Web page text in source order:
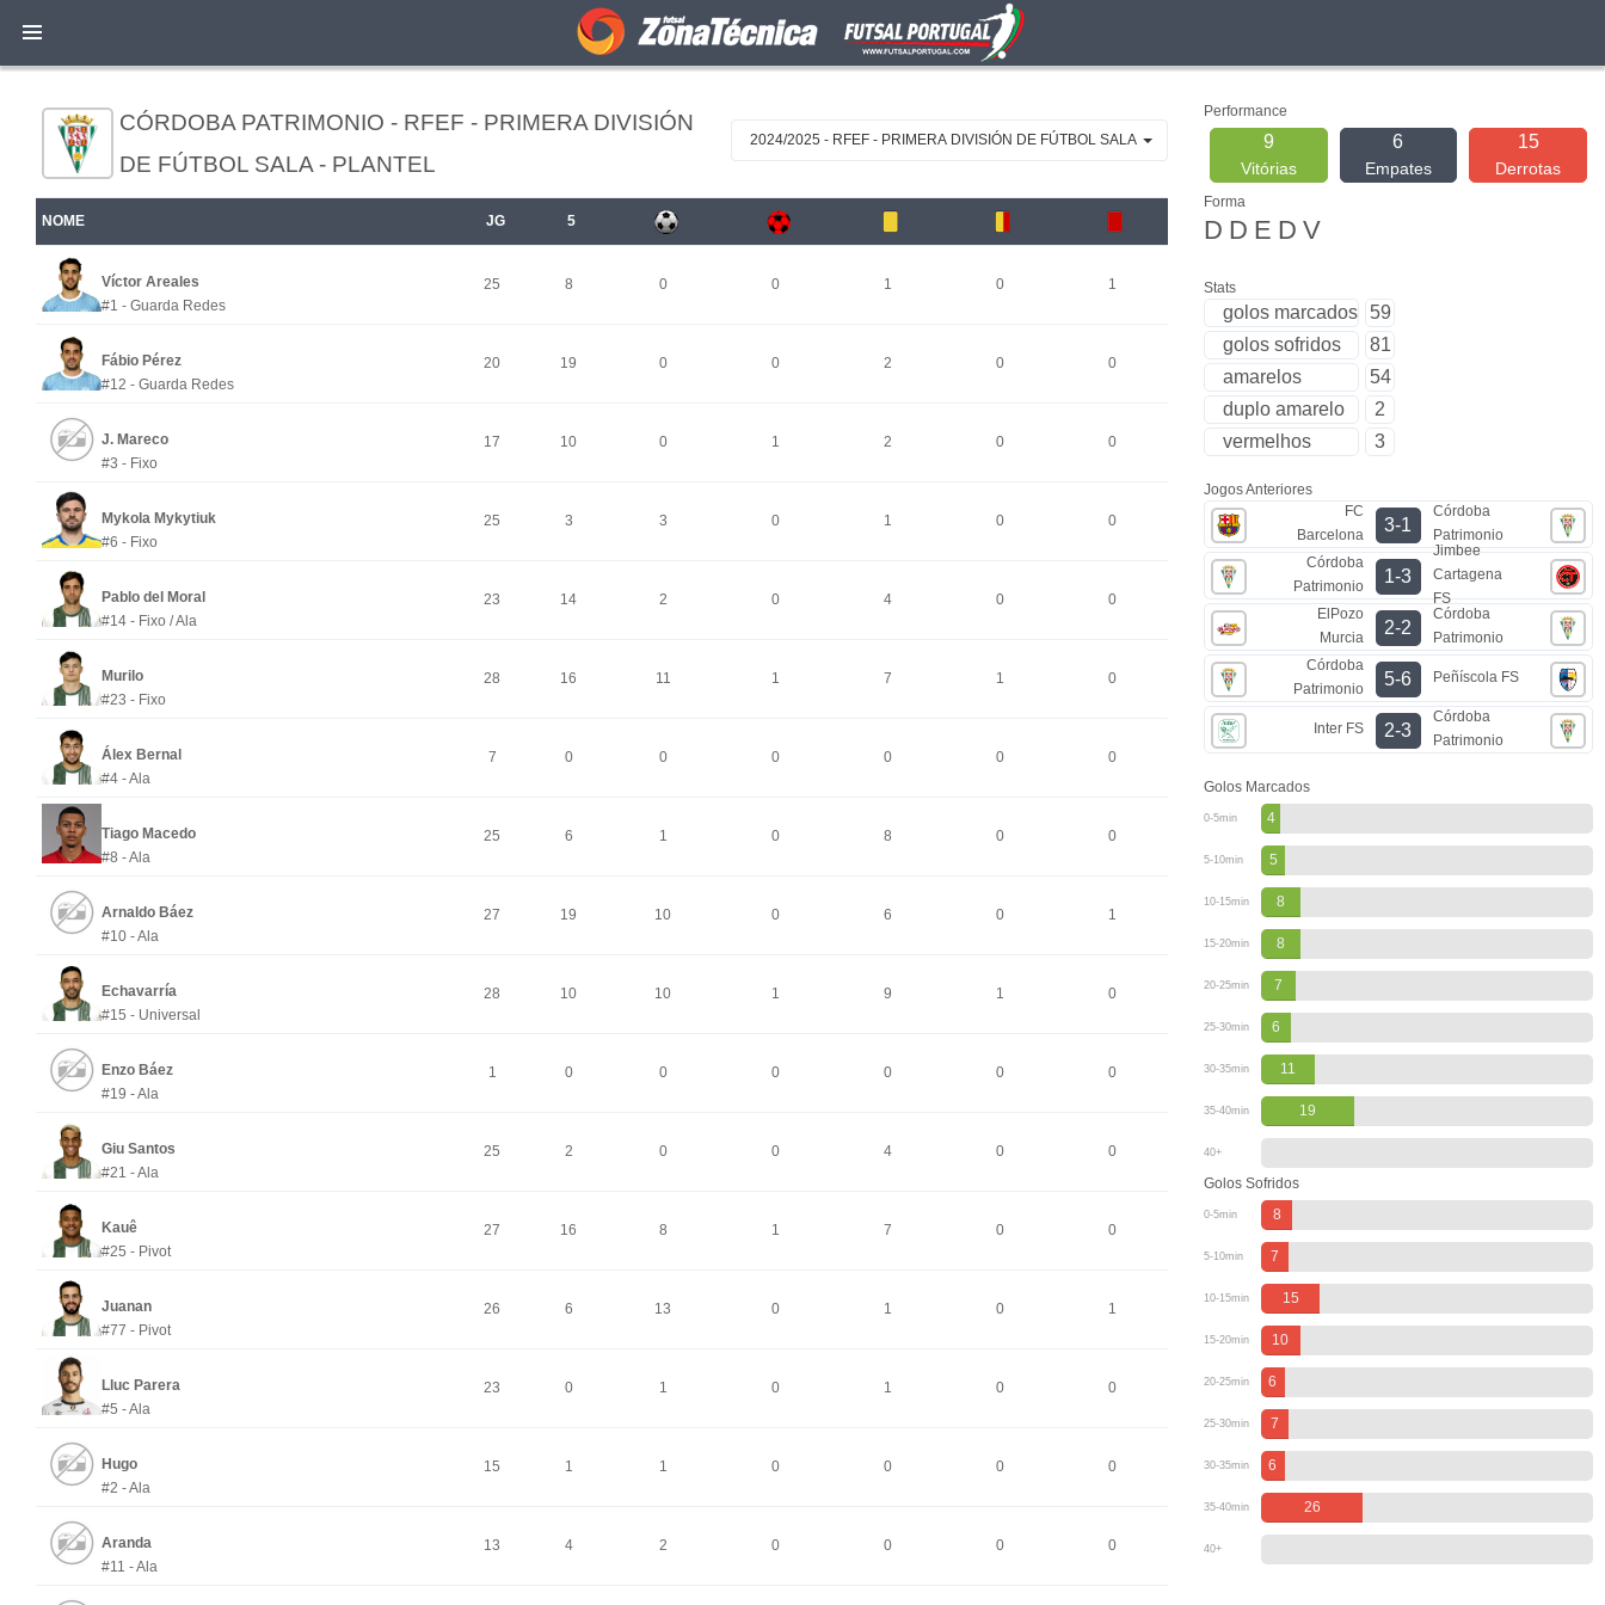
CÓRDOBA PATRIMONIO - RFEF - PRIMERA DIVISIÓN
DE FÚTBOL SALA - PLANTEL
2024/2025 - RFEF - PRIMERA DIVISIÓN DE FÚTBOL SALA
NOME JG 5
Víctor Areales
#1 - Guarda Redes
25 8 0 0 1 0 1
Fábio Pérez
#12 - Guarda Redes
20 19 0 0 2 0 0
J. Mareco
#3 - Fixo
17 10 0 1 2 0 0
Mykola Mykytiuk
#6 - Fixo
25 3 3 0 1 0 0
Pablo del Moral
#14 - Fixo / Ala
23 14 2 0 4 0 0
Murilo
#23 - Fixo
28 16 11 1 7 1 0
Álex Bernal
#4 - Ala
7 0 0 0 0 0 0
Tiago Macedo
#8 - Ala
25 6 1 0 8 0 0
Arnaldo Báez
#10 - Ala
27 19 10 0 6 0 1
Echavarría
#15 - Universal
28 10 10 1 9 1 0
Enzo Báez
#19 - Ala
1 0 0 0 0 0 0
Giu Santos
#21 - Ala
25 2 0 0 4 0 0
Kauê
#25 - Pivot
27 16 8 1 7 0 0
Juanan
#77 - Pivot
26 6 13 0 1 0 1
Lluc Parera
#5 - Ala
23 0 1 0 1 0 0
Hugo
#2 - Ala
15 1 1 0 0 0 0
Aranda
#11 - Ala
13 4 2 0 0 0 0
Performance
9
Vitórias
6
Empates
15
Derrotas
Forma
D D E D V
Stats
golos marcados
59
golos sofridos
81
amarelos
54
duplo amarelo
2
vermelhos
3
Jogos Anteriores
FC
Barcelona
3-1
Córdoba
Patrimonio
Córdoba
Patrimonio
1-3
Jimbee
Cartagena
FS
ElPozo
Murcia
2-2
Córdoba
Patrimonio
Córdoba
Patrimonio
5-6 Peñíscola FS
Inter FS 2-3
Córdoba
Patrimonio
Golos Marcados
0-5min 4
5-10min 5
10-15min 8
15-20min 8
20-25min 7
25-30min 6
30-35min 11
35-40min 19
40+
Golos Sofridos
0-5min 8
5-10min 7
10-15min 15
15-20min 10
20-25min 6
25-30min 7
30-35min 6
35-40min 26
40+